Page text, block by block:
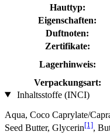
Hauttyp:
Eigenschaften:
Duftnoten:
Zertifikate:
Lagerhinweis:
Verpackungsart:
Inhaltsstoffe (INCI)
Aqua, Coco Caprylate/
Seed Butter, Glycerin[1],